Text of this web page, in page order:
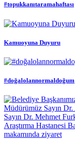
#topukkanıtaramahaftası
Kamuoyuna Duyuru
#doğalolannormaldoğum